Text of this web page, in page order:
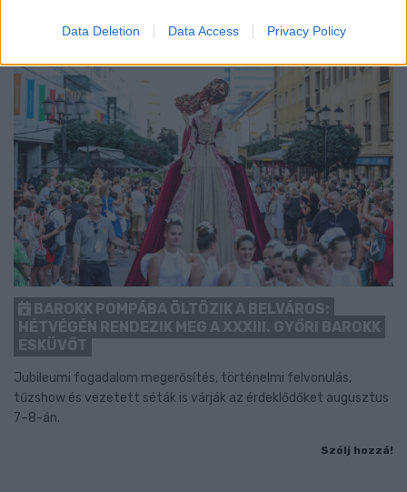
Data Deletion Data Access Privacy Policy
BAROKK POMPÁBA ÖLTÖZIK A BELVÁROS:
HÉTVÉGÉN RENDEZIK MEG A XXXIII. GYŐRI BAROKK
ESKÜVŐT
Jubileumi fogadalom megerősítés, történelmi felvonulás,
tűzshow és vezetett séták is várják az érdeklődőket augusztus
7–8-án.
Szólj hozzá!